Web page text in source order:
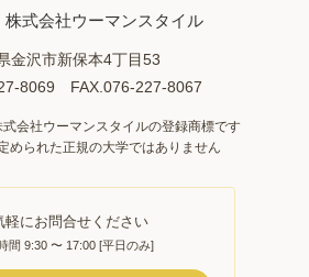
株式会社ウーマンスタイル
金沢市新保本4丁目53
8069 FAX.076-227-8067
式会社ウーマンスタイルの登録商標です
められた正規の大学ではありません
軽にお問合せください
間 9:30 〜 17:00 [平日のみ]